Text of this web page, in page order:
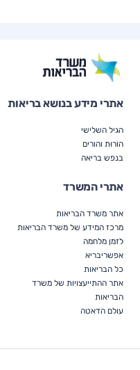
אתרי מידע בנושא בריאות
הגיל השלישי
הוֹרוּת והורים
בנפש בריאה
אתרי המשרד
אתר משרד הבריאות
מרכז המידע של משרד הבריאות
לזמן מלחמה
אפשריבריא
כל הבריאות
אתר ההתייעצויות של משרד
הבריאות
עולם הדאטה